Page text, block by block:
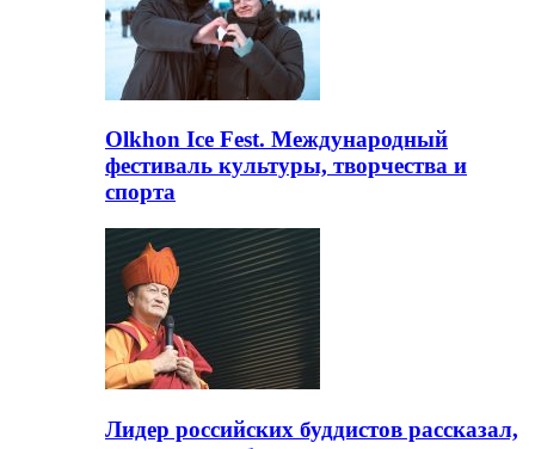
Olkhon Ice Fest. Международный
фестиваль культуры, творчества и
спорта
Лидер российских буддистов рассказал,